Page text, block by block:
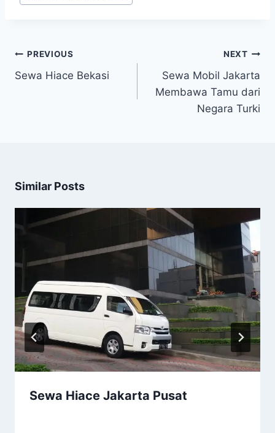
PostPREVIOUS
Sewa Hiace Bekasi
NEXT
Sewa Mobil Jakarta
Membawa Tamu dari
Negara Turki
Similar Posts
Sewa Hiace Jakarta Pusat